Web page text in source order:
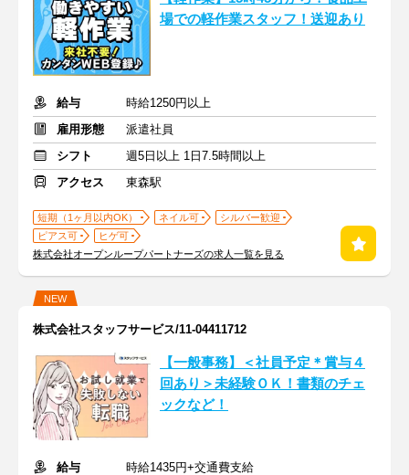
場での軽作業スタッフ！送迎あり
給与
時給1250円以上
雇用形態
派遣社員
シフト
週5日以上 1日7.5時間以上
アクセス
東森駅
短期（1ヶ月以内OK） ネイル可
シルバー歓迎
ピアス可
ヒゲ可
株式会社オープンループパートナーズの求人一覧を見る
NEW
株式会社スタッフサービス/11-04411712
【一般事務】＜社員予定＊賞与４
回あり＞未経験ＯＫ！書類のチェ
ックなど！
給与
時給1435円+交通費支給